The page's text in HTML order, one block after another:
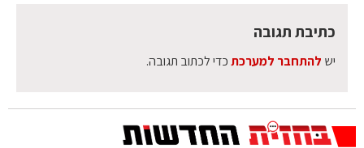
כתיבת תגובה
יש להתחבר למערכתכדי לכתוב תגובה.